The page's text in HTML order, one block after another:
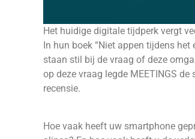
Het huidige digitale tijdperk vergt
In hun boek “Niet appen tijdens
staan stil bij de vraag of deze
op deze vraag legde MEETINGS
recensie.
Hoe vaak heeft uw smartphone